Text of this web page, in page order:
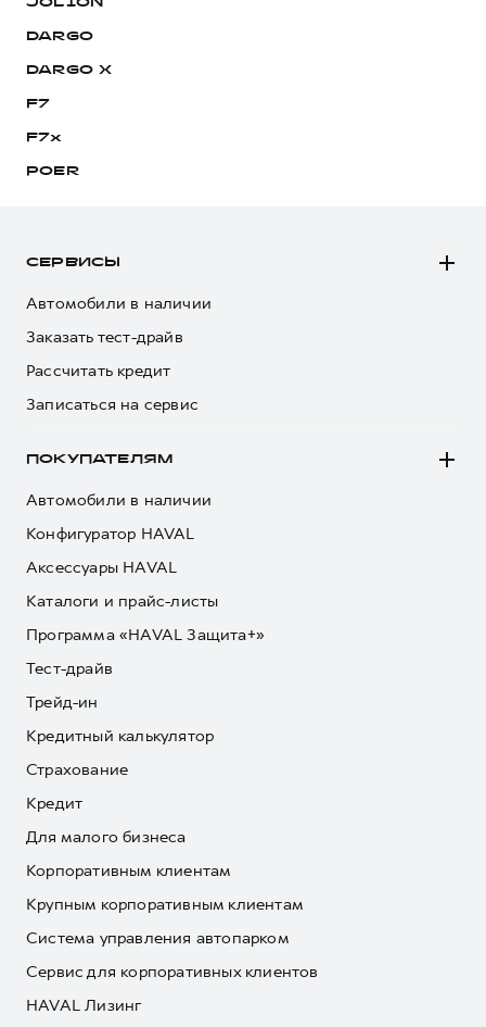
JOLION
DARGO
DARGO Х
F7
F7x
POER
СЕРВИСЫ
Автомобили в наличии
Заказать тест-драйв
Рассчитать кредит
Записаться на сервис
ПОКУПАТЕЛЯМ
Автомобили в наличии
Конфигуратор HAVAL
Аксессуары HAVAL
Каталоги и прайс-листы
Программа «HAVAL Защита+»
Тест-драйв
Трейд-ин
Кредитный калькулятор
Страхование
Кредит
Для малого бизнеса
Корпоративным клиентам
Крупным корпоративным клиентам
Система управления автопарком
Сервис для корпоративных клиентов
HAVAL Лизинг